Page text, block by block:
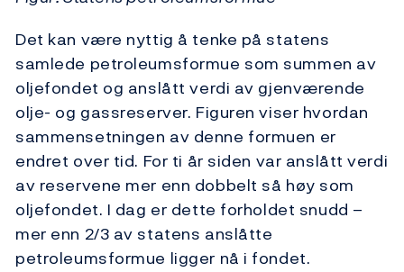
Det kan være nyttig å tenke på statens
samlede petroleumsformue som summen av
oljefondet og anslått verdi av gjenværende
olje- og gassreserver. Figuren viser hvordan
sammensetningen av denne formuen er
endret over tid. For ti år siden var anslått verdi
av reservene mer enn dobbelt så høy som
oljefondet. I dag er dette forholdet snudd –
mer enn 2/3 av statens anslåtte
petroleumsformue ligger nå i fondet.